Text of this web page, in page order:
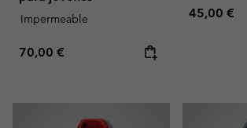
Impermeable
Regular price:
70,00 €
Regular
45,00 €